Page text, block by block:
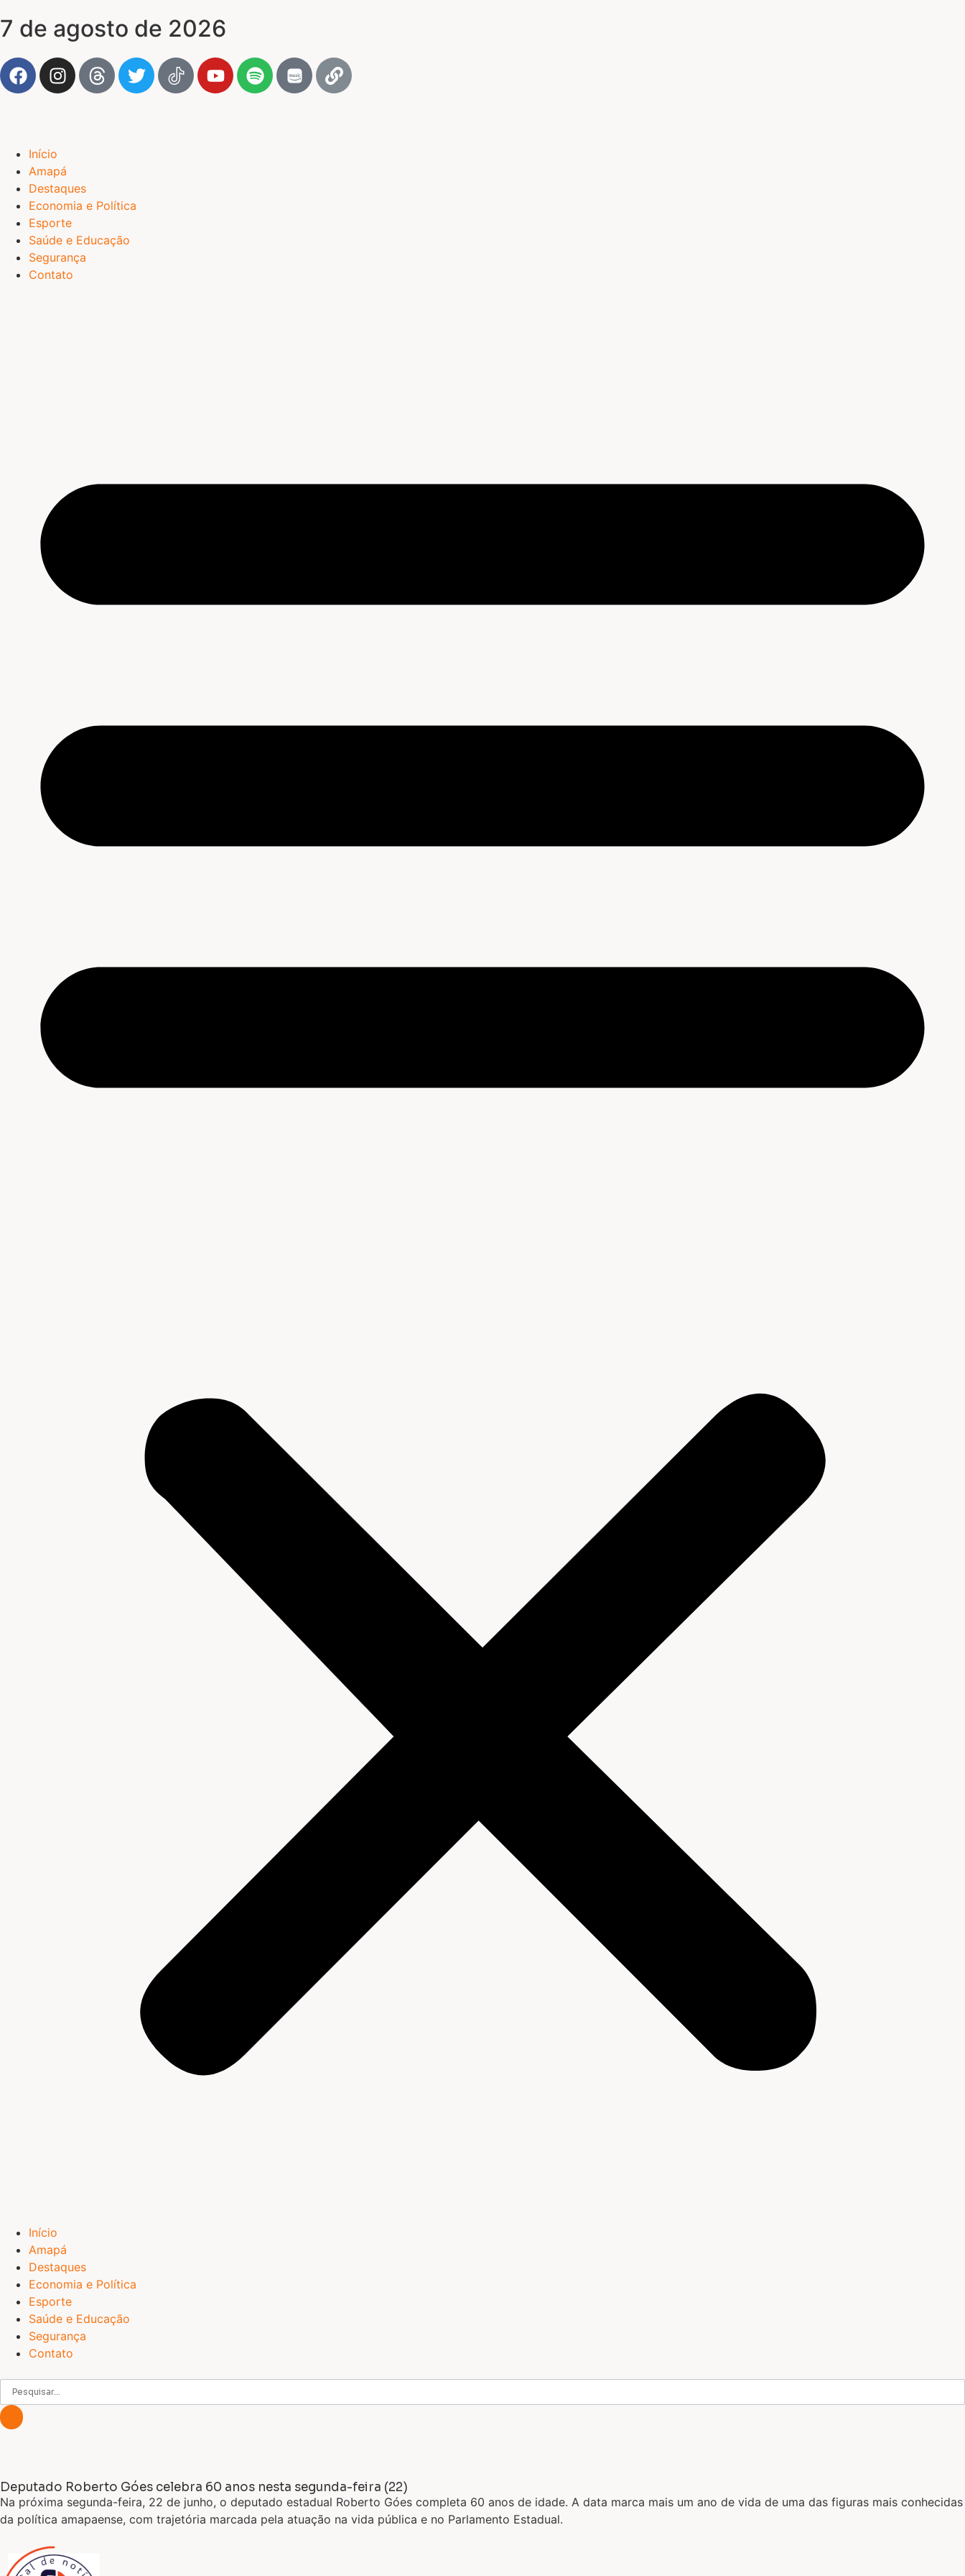
7 de agosto de 2026
Início
Amapá
Destaques
Economia e Política
Esporte
Saúde e Educação
Segurança
Contato
Início
Amapá
Destaques
Economia e Política
Esporte
Saúde e Educação
Segurança
Contato
Deputado Roberto Góes celebra 60 anos nesta segunda-feira (22)
Na próxima segunda-feira, 22 de junho, o deputado estadual Roberto Góes completa 60 anos de idade. A data marca mais um ano de vida de uma das figuras mais conhecidas
da política amapaense, com trajetória marcada pela atuação na vida pública e no Parlamento Estadual.